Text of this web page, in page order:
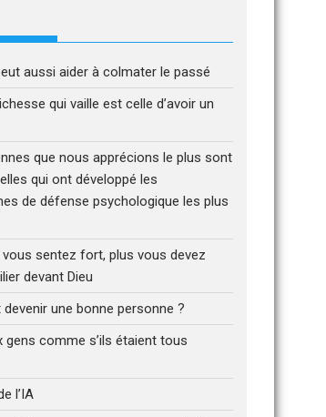
aussi aider à colmater le passé
qui vaille est celle d’avoir un
que nous apprécions le plus sont
qui ont développé les
de défense psychologique les plus
sentez fort, plus vous devez
devant Dieu
une bonne personne ?
gens comme s’ils étaient tous
l’IA